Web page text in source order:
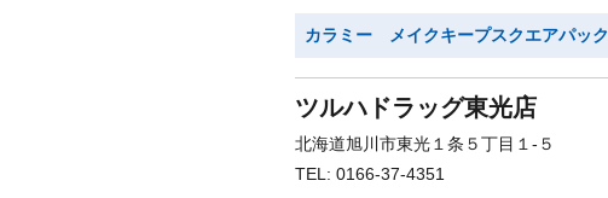
カラミー メイクキープスクエアパック
ツルハドラッグ東光店
北海道旭川市東光１条５丁目１-５
TEL: 0166-37-4351